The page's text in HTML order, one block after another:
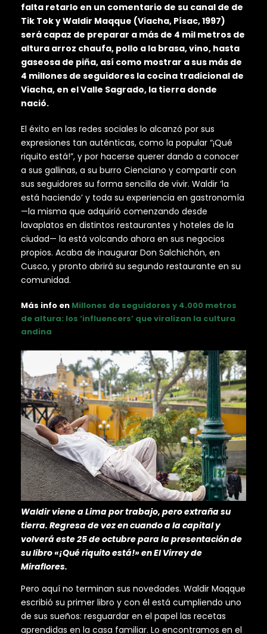
falta retarlo en un comentario de su canal de de
Tik Tok y Waldir Maqque (Viacha, Písac, 1997)
será capaz de preparar a más de 4 mil metros de
altura arroz chaufa, pollo a la brasa, vino, hasta
gaseosa de piña, así como mostrar a sus más de
4 millones de seguidores la cocina tradicional de
Viacha, en el Valle Sagrado, la tierra donde
nació.
El éxito en las redes sociales lo alcanzó por sus
expresiones tan auténticas, como la popular “¡Qué
riquito está!”, y por hacerse querer dando a conocer
a sus gallinas, a su burro Cienciano y compartir con
sus seguidores su forma sencilla de vivir. Waldir ‘la
está haciendo’ y toda su experiencia en gastronomía
—la misma que adquirió comenzando desde
lavaplatos en distintos restaurantes y hoteles de la
ciudad— la está volcando ahora en sus negocios
propios. Acaba de inaugurar Don Salchichón, en
Cusco, y pronto abrirá su segundo restaurante en su
comunidad.
Más info en Millones de seguidores y 4.000 metros
de altura: los ‘influencers’ que viralizan la cultura
andina
Waldir viene a Lima por trabajo, pero extraña su
tierra. Regresa de vez en cuando a la capital y
volverá este 25 de octubre para la presentación de
su libro «¡Qué riquito está!» en El Virrey de
Miraflores.
Pero aquí no terminan sus novedades. Waldir Maqque
escribió su primer libro y con él está cumpliendo uno
de sus sueños: resguardar en el papel las recetas
aprendidas en la casa familiar. Lo encontramos en el